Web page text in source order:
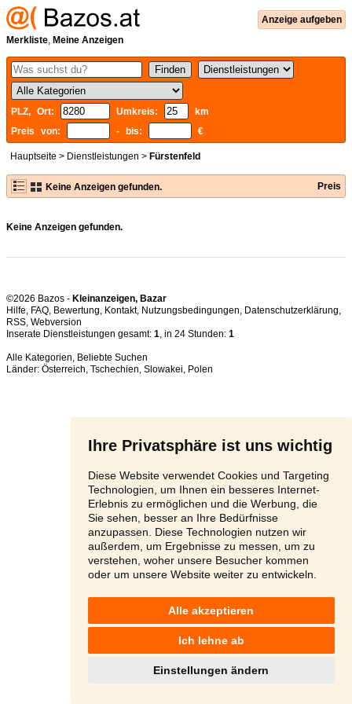
Ihre Privatsphäre ist uns wichtig
Diese Website verwendet Cookies und Targeting
Technologien, um Ihnen ein besseres Internet-
Erlebnis zu ermöglichen und die Werbung, die
Sie sehen, besser an Ihre Bedürfnisse
anzupassen. Diese Technologien nutzen wir
außerdem, um Ergebnisse zu messen, um zu
verstehen, woher unsere Besucher kommen
oder um unsere Website weiter zu entwickeln.
Alle akzeptieren
Ich lehne ab
Einstellungen ändern
Anzeige aufgeben
Merkliste, Meine Anzeigen
PLZ, Ort: Umkreis:
km
Preis von:
- bis: €
Hauptseite > Dienstleistungen > Fürstenfeld
Keine Anzeigen gefunden. Preis
Keine Anzeigen gefunden.
©2026 Bazos - Kleinanzeigen, Bazar
Hilfe, FAQ, Bewertung, Kontakt, Nutzungsbedingungen, Datenschutzerklärung,
RSS,
Inserate Dienstleistungen gesamt: 1, in 24 Stunden: 1
Alle Kategorien, Beliebte Suchen
Länder: Österreich, Tschechien, Slowakei, Polen